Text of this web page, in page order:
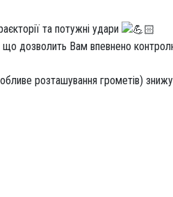
та потужні удари
що дозволить Вам впевнено
розташування грометів)